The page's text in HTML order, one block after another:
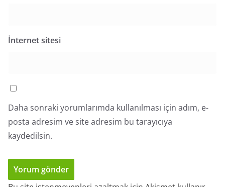
İnternet sitesi
Daha sonraki yorumlarımda kullanılması için adım, e-
posta adresim ve site adresim bu tarayıcıya
kaydedilsin.